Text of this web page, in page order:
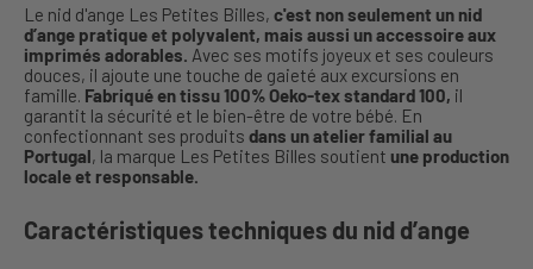
Le nid d'ange Les Petites Billes, c'est non seulement un nid
d’ange pratique et polyvalent, mais aussi un accessoire aux
imprimés adorables. Avec ses motifs joyeux et ses couleurs
douces, il ajoute une touche de gaieté aux excursions en
famille. Fabriqué en tissu 100% Oeko-tex standard 100, il
garantit la sécurité et le bien-être de votre bébé. En
confectionnant ses produits dans un atelier familial au
Portugal, la marque Les Petites Billes soutient une production
locale et responsable.
Caractéristiques techniques du nid d’ange